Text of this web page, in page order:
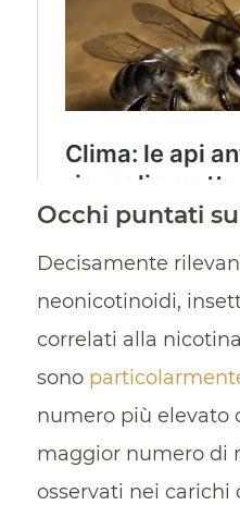
Occhi puntati
Decisamente
neonicotinoidi,
correlati alla
sono
numero più elevato
maggior numero di
osservati nei